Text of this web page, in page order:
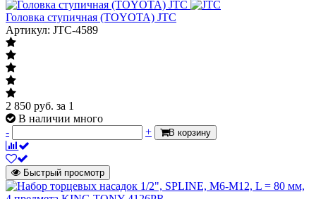
Головка ступичная (TOYOTA) JTC
Артикул: JTC-4589
2 850 руб. за 1
В наличии много
-
+ В корзину
Быстрый просмотр